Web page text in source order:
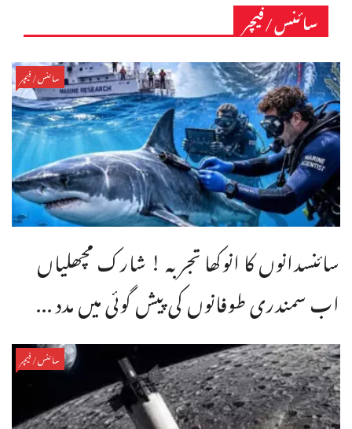
سائنس/فیچر
سائنس/فیچر
سائنسدانوں کا انوکھا تجربہ ! شارک مچھلیاں
اب سمندری طوفانوں کی پیش گوئی میں مدد ...
سائنس/فیچر